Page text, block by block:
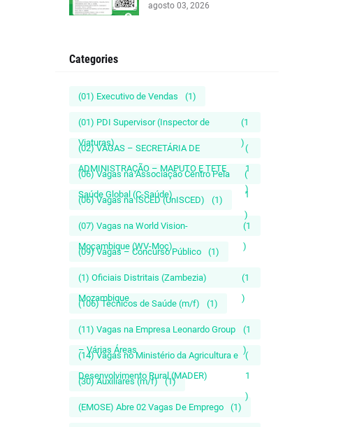
agosto 03, 2026
Categories
(01) Executivo de Vendas (1)
(01) PDI Supervisor (Inspector de
Viaturas)
(1
)
(02) VAGAS – SECRETÁRIA DE
ADMINISTRAÇÃO – MAPUTO E TETE
(
1
)
(06) Vagas na Associação Centro Pela
Saúde Global (C-Saúde)
(
1
)
(06) Vagas na ISCED (UnISCED) (1)
(07) Vagas na World Vision-
Moçambique (WV-Moç)
(1
)
(09) Vagas – Concurso Público (1)
(1) Oficiais Distritais (Zambezia)
Mozambique
(1
)
(106) Técnicos de Saúde (m/f) (1)
(11) Vagas na Empresa Leonardo Group
– Várias Áreas
(1
)
(14) Vagas no Ministério da Agricultura e
Desenvolvimento Rural (MADER)
(
1
)
(30) Auxiliares (m/f) (1)
(EMOSE) Abre 02 Vagas De Emprego (1)